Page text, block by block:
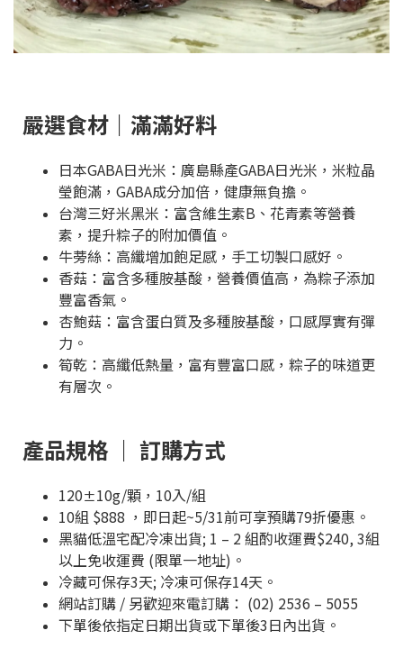
嚴選食材｜滿滿好料
日本GABA日光米：廣島縣產GABA日光米，米粒晶
瑩飽滿，GABA成分加倍，健康無負擔。
台灣三好米黑米 ： 富含維生素B、花青素等營養
素，提升粽子的附加價值。
牛蒡絲：高纖增加飽足感，手工切製口感好。
香菇：富含多種胺基酸，營養價值高，為粽子添加
豐富香氣。
杏鮑菇：富含蛋白質及多種胺基酸，口感厚實有彈
力。
筍乾：高纖低熱量，富有豐富口感，粽子的味道更
有層次。
產品規格 ｜ 訂購方式
120±10g/顆，10入/組
10組 $888 ，即日起~5/31前可享預購79折優惠。
黑貓低溫宅配冷凍出貨; 1 – 2 組酌收運費$240, 3組
以上免收運費 (限單一地址)。
冷藏可保存3天; 冷凍可保存14天。
網站訂購 / 另歡迎來電訂購： (02) 2536 – 5055
下單後依指定日期出貨或下單後3日內出貨。